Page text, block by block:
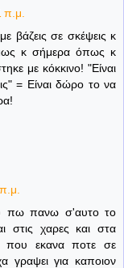
π.μ.
βάζεις σε σκέψεις κ
κ σήμερα όπως κ
με κόκκινο! "Είναι
= Είναι δώρο το να
πω πανω σ'αυτο το
στις χαρες και στα
που εκανα ποτε σε
γραψει για καποιον